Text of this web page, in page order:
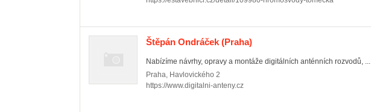
Štěpán Ondráček (Praha)
Nabízíme návrhy, opravy a montáže digitálních anténních rozvodů, ...
Praha, Havlovického 2
https://www.digitalni-anteny.cz